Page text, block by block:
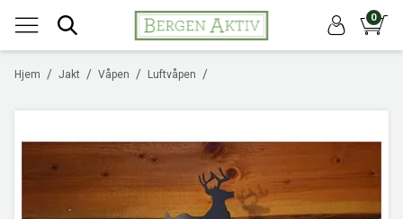
0
/
Hjem /
Jakt /
Våpen /
Luftvåpen